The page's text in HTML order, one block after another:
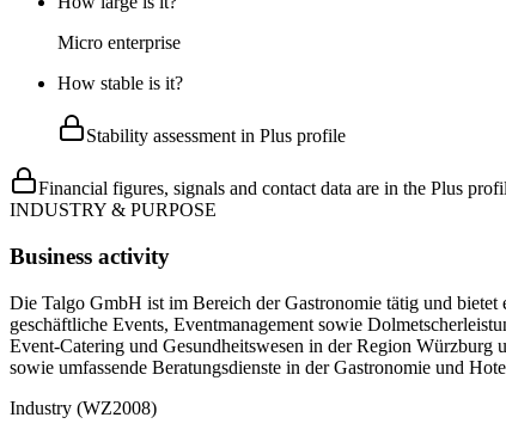
Micro enterprise
How stable is it?
Stability assessment in Plus profile
Financial figures, signals and contact data are in the Plus
INDUSTRY & PURPOSE
Business activity
Die Talgo GmbH ist im Bereich der Gastronomie tätig und
geschäftliche Events, Eventmanagement sowie
Event-Catering und Gesundheitswesen in der Region Würzburg
sowie umfassende Beratungsdienste in der Gastronomie und
Industry (WZ2008)